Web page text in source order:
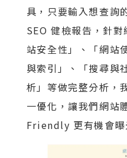
具，只要輸入想查詢
SEO 健檢報告，針
站安全性」、「網站
與索引」、「搜尋與
析」等做完整分析，
一優化，讓我們網站
Friendly 更有機會曝